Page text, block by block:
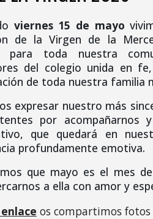
viernes 15 de mayo
de la Virgen de la
para toda nuestra
del colegio unida en
de toda nuestra familia
expresar nuestro más
por
que quedará en
profundamente emotiva.
que mayo es el mes
a ella con amor y
os compartimos fotos